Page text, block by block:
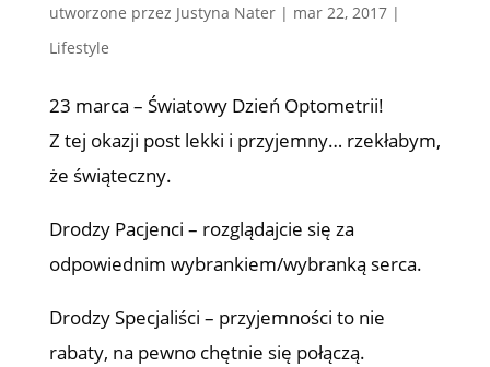
utworzone przez Justyna Nater| mar 22, 2017|
Lifestyle
23 marca – Światowy Dzień Optometrii!
Z tej okazji post lekki i przyjemny… rzekłabym,
że świąteczny.
Drodzy Pacjenci – rozglądajcie się za
odpowiednim wybrankiem/wybranką serca.
Drodzy Specjaliści – przyjemności to nie
rabaty, na pewno chętnie się połączą.